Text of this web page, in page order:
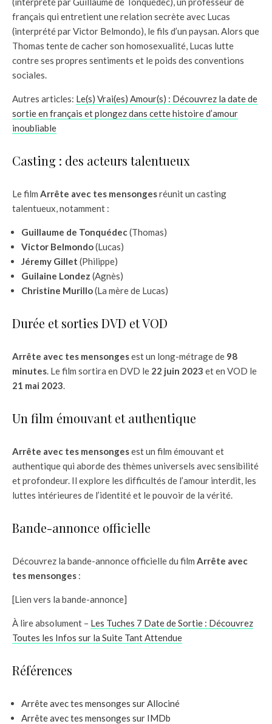
français qui entretient une relation secrète avec Lucas
(interprété par Victor Belmondo), le fils d’un paysan. Alors que
Thomas tente de cacher son homosexualité, Lucas lutte
contre ses propres sentiments et le poids des conventions
sociales.
Autres articles: Le(s) Vrai(es) Amour(s) : Découvrez la date de
sortie en français et plongez dans cette histoire d’amour
inoubliable
Casting : des acteurs talentueux
Le film Arrête avec tes mensongesréunit un casting
talentueux, notamment :
Guillaume de Tonquédec(Thomas)
Victor Belmondo(Lucas)
Jéremy Gillet (Philippe)
Guilaine Londez (Agnès)
Christine Murillo(La mère de Lucas)
Durée et sorties DVD et VOD
Arrête avec tes mensongesest un long-métrage de 98
minutes. Le film sortira en DVD le 22 juin 2023 et en VOD le
21 mai 2023.
Un film émouvant et authentique
Arrête avec tes mensongesest un film émouvant et
authentique qui aborde des thèmes universels avec sensibilité
et profondeur. Il explore les difficultés de l’amour interdit, les
luttes intérieures de l’identité et le pouvoir de la vérité.
Bande-annonce officielle
Découvrez la bande-annonce officielle du film Arrête avec
tes mensonges :
[Lien vers la bande-annonce]
À lire absolument – Les Tuches 7 Date de Sortie : Découvrez
Toutes les Infos sur la Suite Tant Attendue
Références
Arrête avec tes mensonges sur Allociné
Arrête avec tes mensonges sur IMDb